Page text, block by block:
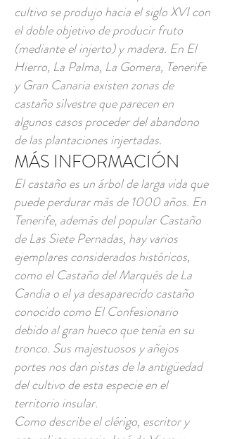
cultivo se produjo hacia el siglo XVI con
el doble objetivo de producir fruto
(mediante el injerto) y madera. En El
Hierro, La Palma, La Gomera, Tenerife
y Gran Canaria existen zonas de
castaño silvestre que parecen en
algunos casos proceder del abandono
de las plantaciones injertadas.
MÁS INFORMACIÓN
El castaño es un árbol de larga vida que
puede perdurar más de 1000 años. En
Tenerife, además del popular Castaño
de Las Siete Pernadas, hay varios
ejemplares considerados históricos,
como el Castaño del Marqués de La
Candia o el ya desaparecido castaño
conocido como El Confesionario
debido al gran hueco que tenía en su
tronco. Sus majestuosos y añejos
portes nos dan pistas de la antigüedad
del cultivo de esta especie en el
territorio insular.
Como describe el clérigo, escritor y